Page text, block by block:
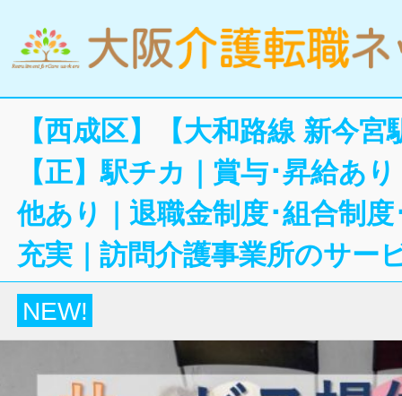
【西成区】【大和路線 新今
【正】駅チカ｜賞与･昇給あ
他あり｜退職金制度･組合制
充実｜訪問介護事業所のサー
NEW!